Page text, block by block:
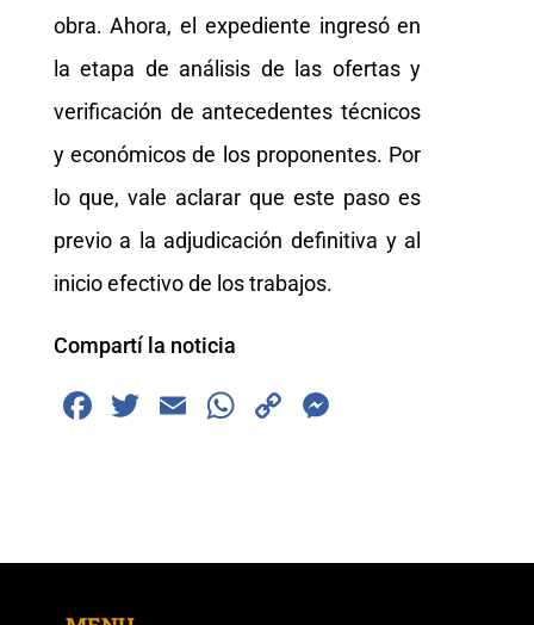
obra. Ahora, el expediente ingresó en
la etapa de análisis de las ofertas y
verificación de antecedentes técnicos
y económicos de los proponentes. Por
lo que, vale aclarar que este paso es
previo a la adjudicación definitiva y al
inicio efectivo de los trabajos.
Compartí la noticia
F
b
T
E
W
A
C
Li n